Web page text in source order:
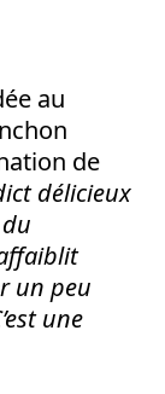
au
de
délicieux
un peu
une